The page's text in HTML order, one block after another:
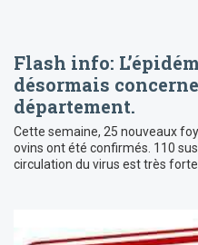
Flash info:
désormais
département.
Cette semaine, 25 nouveaux
ovins ont été confirmés. 110
circulation du virus est très forte